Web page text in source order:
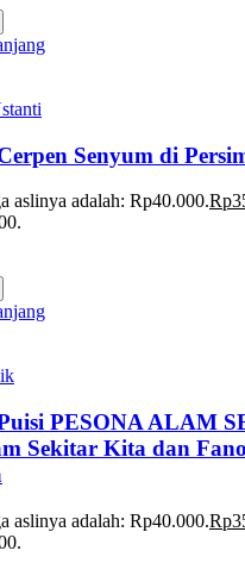
Senyum di
aslinya adalah: Rp40.000.Rp
PESONA ALAM
Sekitar Kita dan
aslinya adalah: Rp40.000.Rp